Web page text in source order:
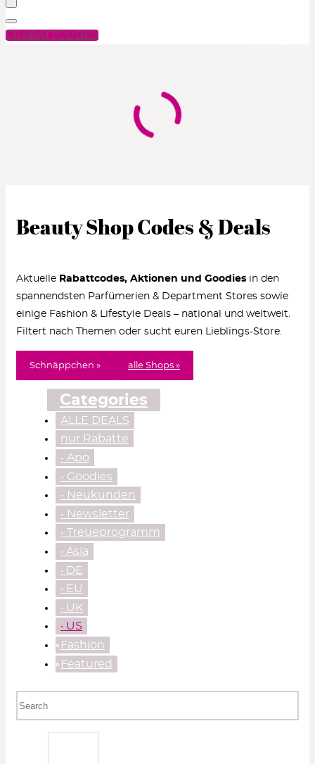
RABATTCODES
Beauty Shop Codes & Deals
Aktuelle Rabattcodes, Aktionen und Goodies in den
spannendsten Parfümerien & Department Stores sowie
einige Fashion & Lifestyle Deals – national und weltweit.
Filtert nach Themen oder sucht euren Lieblings-Store.
Schnäppchen » alle Shops »
Categories
ALLE DEALS
nur Rabatte
• Apo
• Goodies
• Neukunden
• Newsletter
• Treueprogramm
‧ Asia
‧ DE
‧ EU
‧ UK
‧ US
⃘Fashion
⃘Featured